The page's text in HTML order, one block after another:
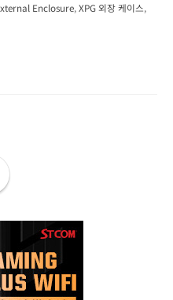
Enclosure,XPG 외장 케이스,